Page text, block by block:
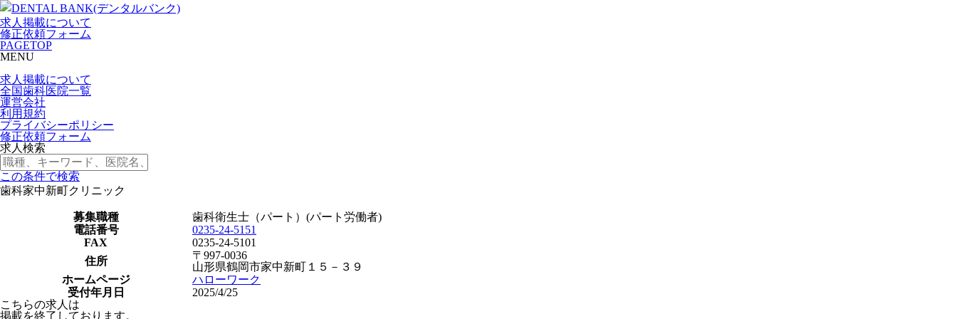
求人掲載について
修正依頼フォーム
PAGETOP
MENU
求人掲載について
全国歯科医院一覧
運営会社
利用規約
プライバシーポリシー
修正依頼フォーム
求人検索
この条件で検索
歯科家中新町クリニック
募集職種
歯科衛生士（パート）(パート労働者)
電話番号
0235-24-5151
FAX
0235-24-5101
住所
〒997-0036
山形県鶴岡市家中新町１５－３９
ホームページ
ハローワーク
受付年月日
2025/4/25
こちらの求人は
掲載を終了しております。